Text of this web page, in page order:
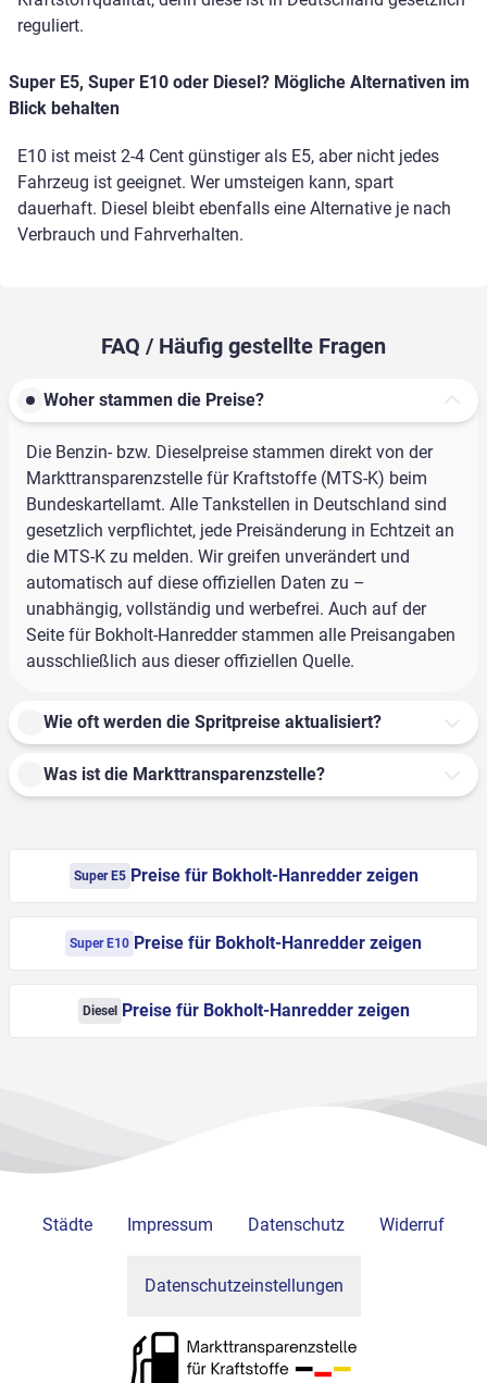
reguliert.
Super E5, Super E10 oder Diesel? Mögliche Alternativen im
Blick behalten
E10 ist meist 2-4 Cent günstiger als E5, aber nicht jedes
Fahrzeug ist geeignet. Wer umsteigen kann, spart
dauerhaft. Diesel bleibt ebenfalls eine Alternative je nach
Verbrauch und Fahrverhalten.
FAQ / Häufig gestellte Fragen
Woher stammen die Preise?
Die Benzin- bzw. Dieselpreise stammen direkt von der
Markttransparenzstelle für Kraftstoffe (MTS-K) beim
Bundeskartellamt. Alle Tankstellen in Deutschland sind
gesetzlich verpflichtet, jede Preisänderung in Echtzeit an
die MTS-K zu melden. Wir greifen unverändert und
automatisch auf diese offiziellen Daten zu –
unabhängig, vollständig und werbefrei. Auch auf der
Seite für Bokholt-Hanredder stammen alle Preisangaben
ausschließlich aus dieser offiziellen Quelle.
Wie oft werden die Spritpreise aktualisiert?
Was ist die Markttransparenzstelle?
Super E5 Preise für Bokholt-Hanredder zeigen
Super E10 Preise für Bokholt-Hanredder zeigen
Diesel Preise für Bokholt-Hanredder zeigen
Städte Impressum Datenschutz Widerruf
Datenschutzeinstellungen